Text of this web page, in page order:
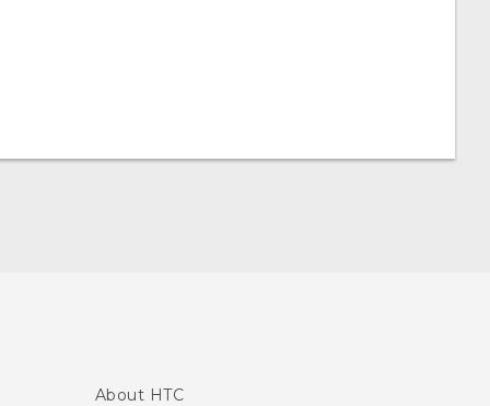
About HTC